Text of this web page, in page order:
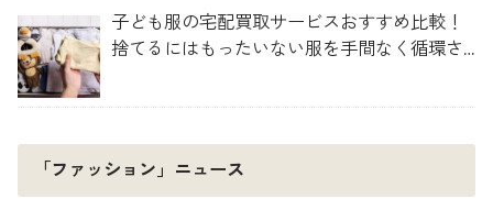
子ども服の宅配買取サービスおすすめ比較！
捨てるにはもったいない服を手間なく循環さ
「ファッション」ニュース